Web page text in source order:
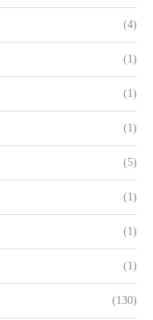
(4)
(1)
(1)
(1)
(5)
(1)
(1)
(1)
(130)